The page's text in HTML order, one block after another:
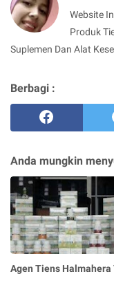
Website
Produk
Suplemen Dan Alat
Berbagi :
Anda mungkin
Agen Tiens Halmahera